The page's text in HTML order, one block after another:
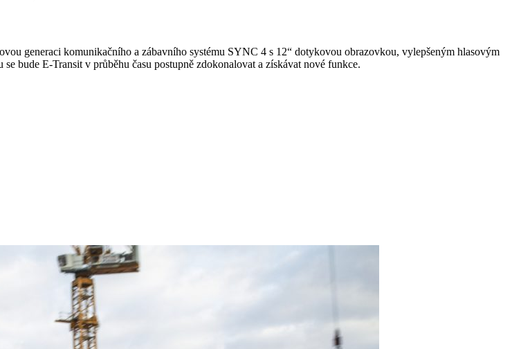
generaci komunikačního a zábavního systému SYNC 4 s 12“ dotykovou obrazovkou, vylepšeným hlasovým
bude E-Transit v průběhu času postupně zdokonalovat a získávat nové funkce.